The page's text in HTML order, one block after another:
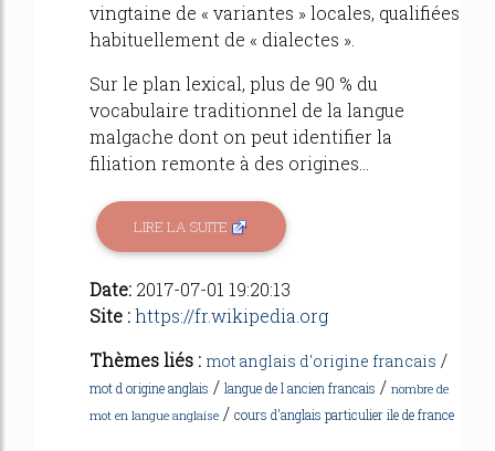
vingtaine de « variantes » locales, qualifiées
habituellement de « dialectes ».
Sur le plan lexical, plus de 90 % du
vocabulaire traditionnel de la langue
malgache dont on peut identifier la
filiation remonte à des origines...
LIRE LA SUITE
Date: 2017-07-01 19:20:13
Site :https://fr.wikipedia.org
Thèmes liés : mot anglais d'origine francais /
mot d origine anglais / langue de l ancien francais / nombre de
mot en langue anglaise / cours d'anglais particulier ile de france